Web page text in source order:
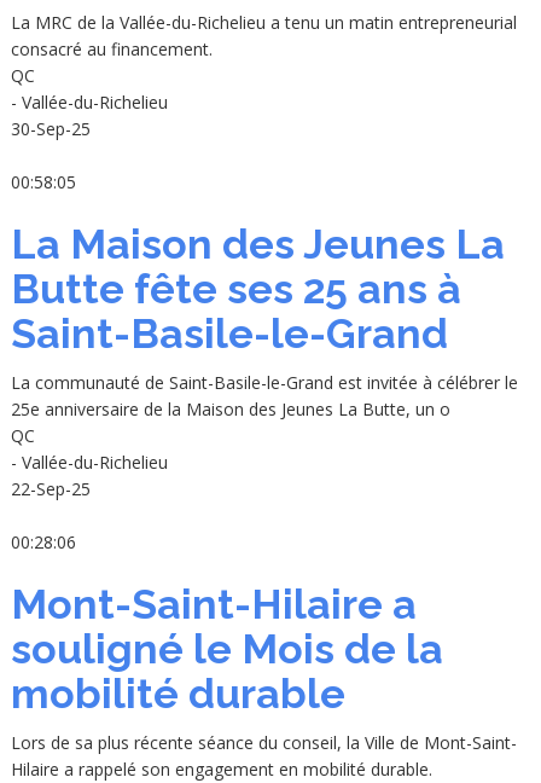
La MRC de la Vallée-du-Richelieu a tenu un matin entrepreneurial
consacré au financement.
QC
- Vallée-du-Richelieu
30-Sep-25
00:58:05
La Maison des Jeunes La
Butte fête ses 25 ans à
Saint-Basile-le-Grand
La communauté de Saint-Basile-le-Grand est invitée à célébrer le
25e anniversaire de la Maison des Jeunes La Butte, un o
QC
- Vallée-du-Richelieu
22-Sep-25
00:28:06
Mont-Saint-Hilaire a
souligné le Mois de la
mobilité durable
Lors de sa plus récente séance du conseil, la Ville de Mont-Saint-
Hilaire a rappelé son engagement en mobilité durable.